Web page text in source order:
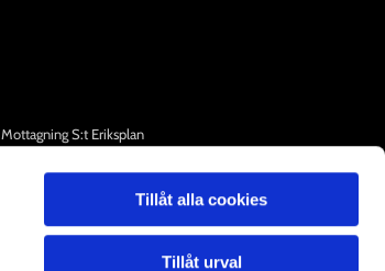
Tillåt alla cookies
Tillåt urval
Mottagning S:t Eriksplan
(S:t Eriksplan T-bana)
Mottagning i Vällingby
Silversmedsplan 18, Grimsta, Vällingby